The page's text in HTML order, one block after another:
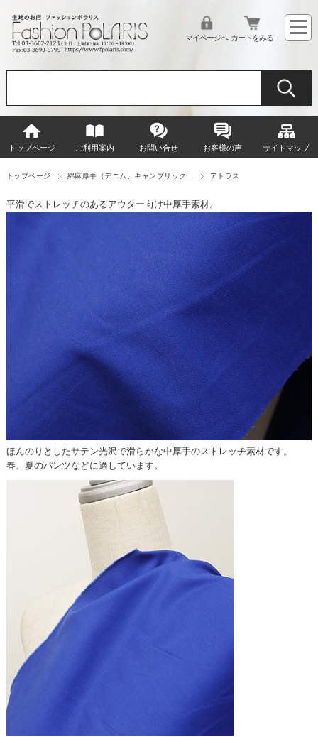
マイページへ カートをみる
トップページ ご利用案内 お問い合せ お客様の声 サイトマップ
トップページ 綿麻厚手（デニム、キャンブリック… アトラス
平滑でストレッチのあるアウター向け中厚手素材。
ほんのりとしたサテン光沢で滑らかな中厚手のストレッチ素材です。
春、夏のパンツなどに適しています。